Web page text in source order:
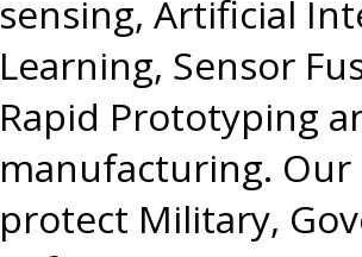
sensing, Artificial
Learning, Sensor
Rapid Prototyping
manufacturing.
protect Military,